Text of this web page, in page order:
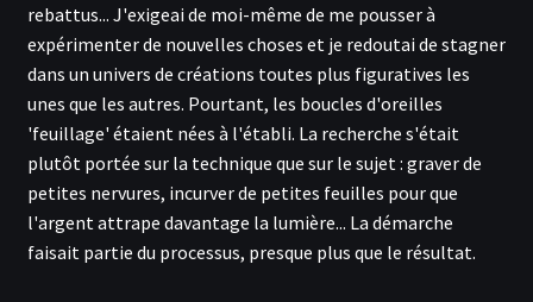
rebattus... J'exigeai de moi-même de me pousser à
expérimenter de nouvelles choses et je redoutai de stagner
dans un univers de créations toutes plus figuratives les
unes que les autres. Pourtant, les boucles d'oreilles
'feuillage' étaient nées à l'établi. La recherche s'était
plutôt portée sur la technique que sur le sujet : graver de
petites nervures, incurver de petites feuilles pour que
l'argent attrape davantage la lumière... La démarche
faisait partie du processus, presque plus que le résultat.